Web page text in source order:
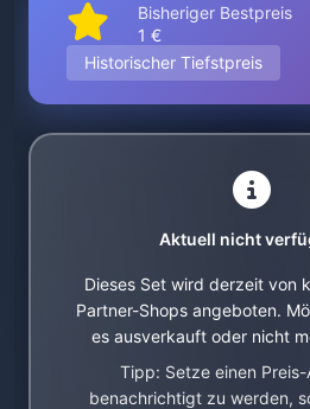
Bisheriger Bestpreis
1 €
Historischer Tiefstpreis
Aktuell nicht
Dieses Set wird derzeit von
Partner-Shops angeboten.
es ausverkauft oder nicht
Tipp: Setze einen Preis-
benachrichtigt zu werden,